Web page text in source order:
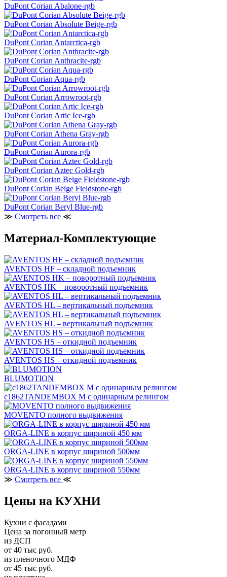
DuPont Corian Abalone-rgb
DuPont Corian Absolute Beige-rgb
DuPont Corian Antarctica-rgb
DuPont Corian Anthracite-rgb
DuPont Corian Aqua-rgb
DuPont Corian Arrowroot-rgb
DuPont Corian Artic Ice-rgb
DuPont Corian Athena Gray-rgb
DuPont Corian Aurora-rgb
DuPont Corian Aztec Gold-rgb
DuPont Corian Beige Fieldstone-rgb
DuPont Corian Beryl Blue-rgb
≫ Смотреть все ≪
Материал-Комплектующие
AVENTOS HF – складной подъемник
AVENTOS HK – поворотный подъемник
AVENTOS HL – вертикальный подъемник
AVENTOS HL – вертикальный подъемник
AVENTOS HS – откидной подъемник
AVENTOS HS – откидной подъемник
BLUMOTION
c1862TANDEMBOX М с одинарным релингом
MOVENTO полного выдвижения
ORGA-LINE в корпус шириной 450 мм
ORGA-LINE в корпус шириной 500мм
ORGA-LINE в корпус шириной 550мм
≫ Смотреть все ≪
Цены на КУХНИ
Кухни с фасадами
Цена за погонный метр
из ДСП
от 40 тыс руб.
из пленочного МДФ
от 45 тыс руб.